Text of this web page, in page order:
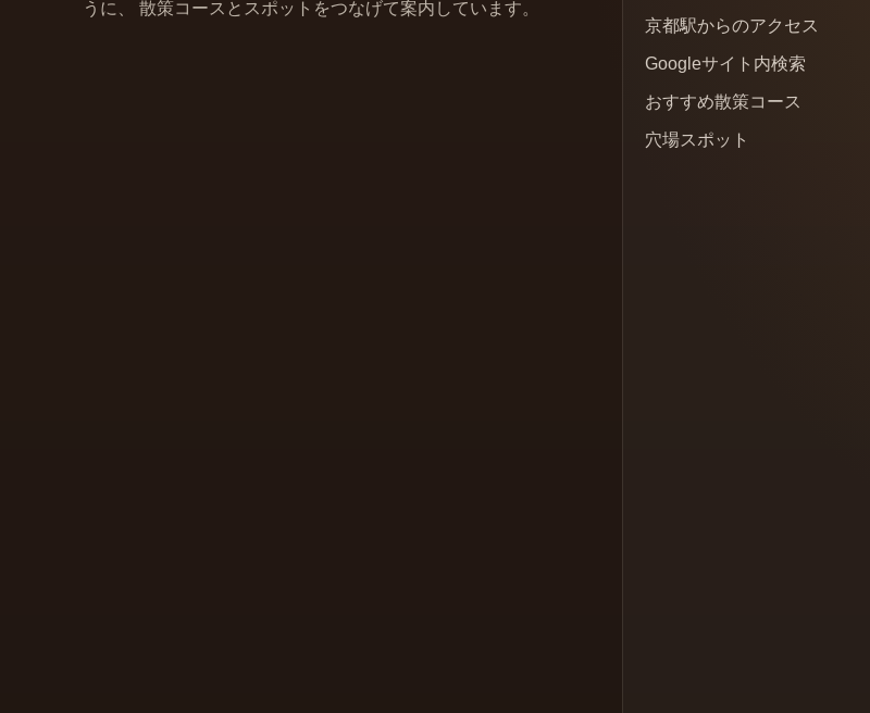
うに、 散策コースとスポットをつなげて案内しています。
京都駅からのアクセス
Googleサイト内検索
おすすめ散策コース
穴場スポット